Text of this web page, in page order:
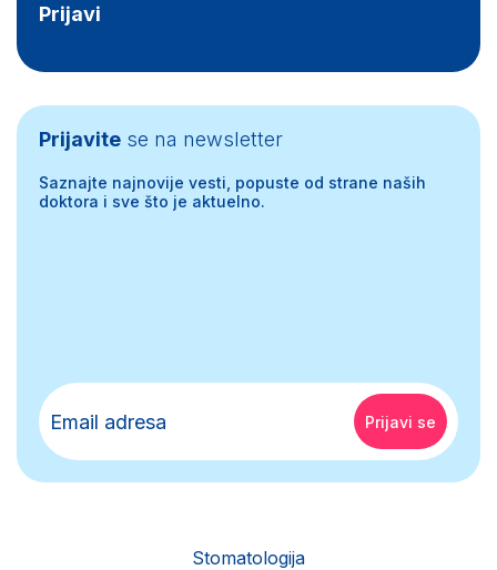
Prijavi
Prijavite se na newsletter
Saznajte najnovije vesti, popuste od strane naših
doktora i sve što je aktuelno.
Stomatologija